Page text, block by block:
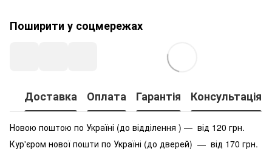
Поширити у соцмережах
Доставка Оплата Гарантія Консультація
Новою поштою по Україні (до відділення ) — від 120 грн.
Кур'єром нової пошти по Україні (до дверей) — від 170 грн.